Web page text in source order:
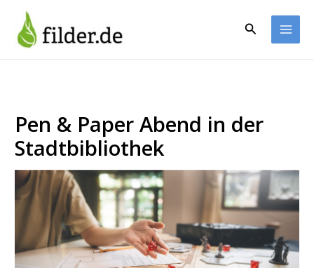
Inhalt
springen
Suchen
Pen & Paper Abend in der
Stadtbibliothek